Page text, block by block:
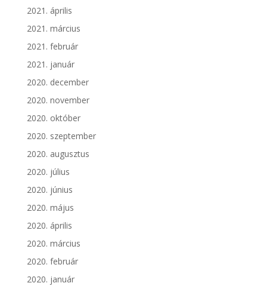
2021. április
2021. március
2021. február
2021. január
2020. december
2020. november
2020. október
2020. szeptember
2020. augusztus
2020. július
2020. június
2020. május
2020. április
2020. március
2020. február
2020. január